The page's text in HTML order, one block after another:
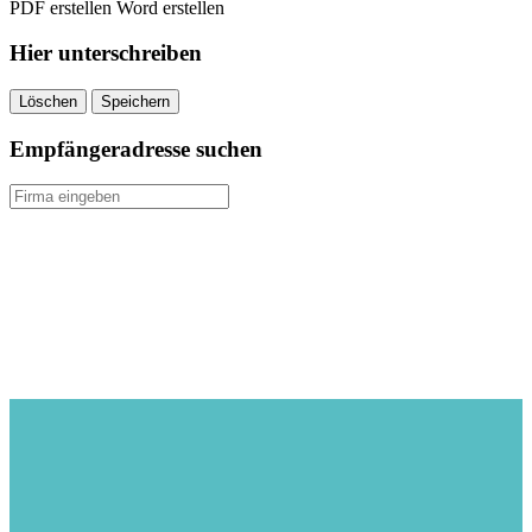
PDF erstellen Word erstellen
Hier unterschreiben
Löschen Speichern
Empfängeradresse suchen